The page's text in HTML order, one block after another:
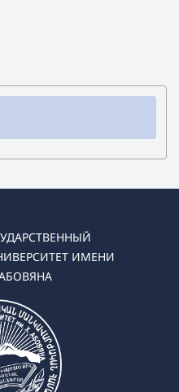
ИМЕНИ